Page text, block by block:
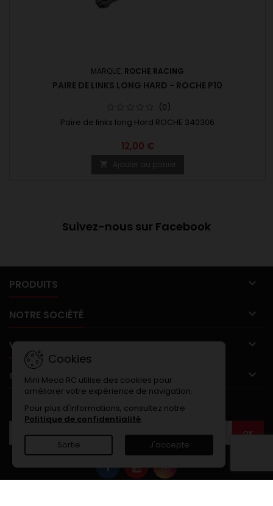
MARQUE: ROCHE RACING
PAIRE DE LINKS LONG HARD - ROCHE P10
(0)
Paire de links long Hard ROCHE 340306
12,00 €
Suivez-nous sur Facebook
PRODUITS 
NOTRE SOCIÉTÉ 
VOTRE COMPTE 
CONTACT 
Cookies
Mini Meca RC utilise des cookies pour
améliorer votre expérience de navigation.
Pour plus d'informations, consultez notre
Politique de confidentialité.
Sortie J'accepte
LETTRE D'INFORMATIONS